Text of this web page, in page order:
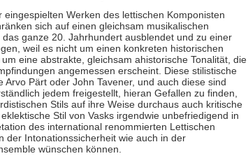
Werken des lettischen Komponisten
sich auf einen gleichsam musikalischen
ganze 20. Jahrhundert ausblendet und zu einer
weil es nicht um einen konkreten historischen
eine abstrakte, gleichsam ahistorische Tonalität, die
angemessen erscheint. Diese stilistische
Pärt oder John Tavener, und auch diese sind
jedem freigestellt, hieran Gefallen zu finden,
Stils auf ihre Weise durchaus auch kritische
Stil von Vasks irgendwie unbefriedigend in
des international renommierten Lettischen
der Intonationssicherheit wie auch in der
wünschen können.